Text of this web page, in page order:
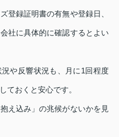
登録証明書の有無や登録日、
社に具体的に確認するとよい
や反響状況も、月に1回程度
ておくと安心です。
え込み」の兆候がないかを見